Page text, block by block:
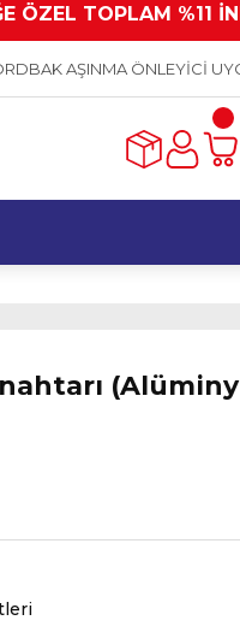
ÖZEL TOPLAM %11
AŞINMA ÖNLEYİCİ